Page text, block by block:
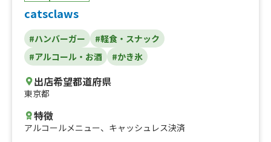
catsclaws
#ハンバーガー
#軽食・スナック
#アルコール・お酒
#かき氷
出店希望都道府県
東京都
特徴
アルコールメニュー、 キャッシュレス決済